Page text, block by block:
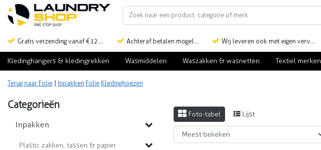
Gratis verzending vanaf €125,- Achteraf betalen mogelijk Wij leveren ook met eigen vervoer
Kledinghangers & kledingrekken Wasmiddelen Waszakken & wasnetten Textiel merken
Terug naar Folie Inpakken Folie Kledinghoezen
Categorieën
Inpakken
Plastic zakken, tassen & papier
Foto-tabel Lijst